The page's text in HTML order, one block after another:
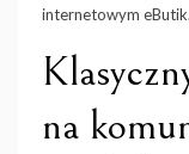
internetowym
na